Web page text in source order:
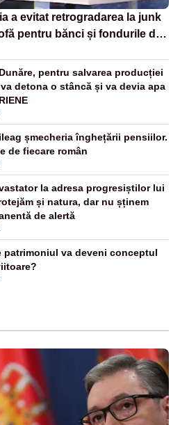
a evitat retrogradarea la junk
pentru bănci și fondurile de
pentru salvarea producției
detona o stâncă și va devia apa
șmecheria înghețării pensiilor.
de fiecare român
la adresa progresiștilor lui
și natura, dar nu șținem
de alertă
patrimoniul va deveni conceptul